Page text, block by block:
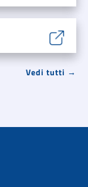
Vedi tutti →